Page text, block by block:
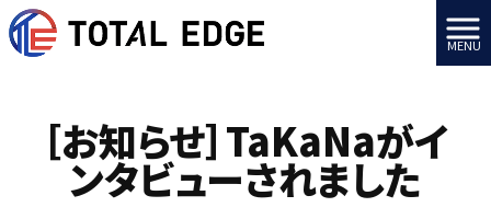
MENU
［お知らせ］TaKaNaがイ
ンタビューされました